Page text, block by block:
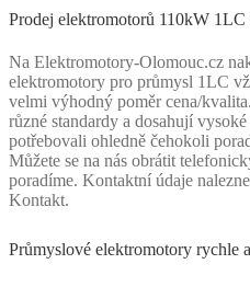
Prodej elektromotorů 110kW
Na Elektromotory-Olomouc.cz
elektromotory pro průmysl 1LC
velmi výhodný poměr cena/
různé standardy a dosahují
potřebovali ohledně čehokoli
Můžete se na nás obrátit
poradíme. Kontaktní údaje
Kontakt.
Průmyslové elektromotory rychle